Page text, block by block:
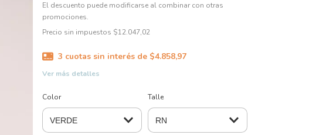
El descuento puede modificarse al combinar con otras
promociones.
Precio sin impuestos $12.047,02
3 cuotas sin interés de $4.858,97
Ver más detalles
Color Talle